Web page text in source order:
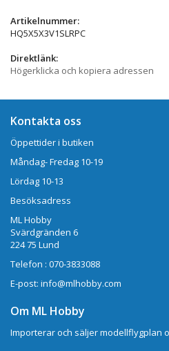
Artikelnummer:
HQ5X5X3V1SLRPC
Direktlänk:
Högerklicka och kopiera adressen
Kontakta oss
Öppettider i butiken
Måndag- Fredag 10-19
Lördag 10-13
Besöksadress
ML Hobby
Svärdgränden 6
224 75 Lund
Telefon : 070-3833088
E-post: info@mlhobby.com
Om ML Hobby
Importerar och säljer modellflygplan